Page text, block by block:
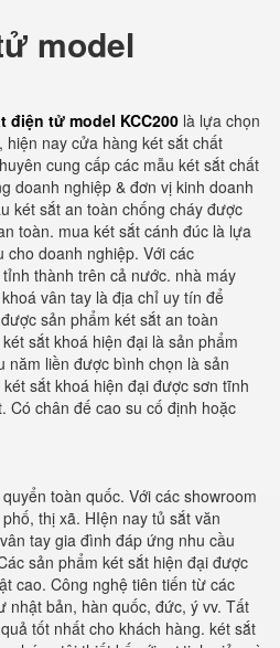
model
điện tử model KCC200 là lựa chọn
nay cửa hàng két sắt chất
cung cấp các mẫu két sắt chất
doanh nghiệp & đơn vị kinh doanh
két sắt an toàn chống cháy được
toàn. mua két sắt cánh đúc là lựa
cho doanh nghiệp. Với các
thành trên cả nước. nhà máy
vân tay là địa chỉ uy tín để
sản phẩm két sắt an toàn
sắt khoá hiện đại là sản phẩm
năm liền được bình chọn là sản
sắt khoá hiện đại được sơn tĩnh
Có chân đế cao su cố định hoặc
toàn quốc. Với các showroom
thị xã. HIện nay tủ sắt văn
tay gia đình đáp ứng nhu cầu
sản phẩm két sắt hiện đại được
cao. Công nghệ tiên tiến từ các
nhật bản, hàn quốc, đức, ý vv. Tất
tốt nhất cho khách hàng. két sắt